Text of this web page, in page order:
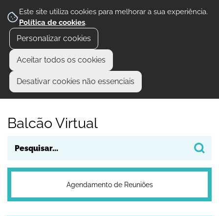
Este site utiliza cookies para melhorar a sua experiência.
Política de cookies.
Personalizar cookies
Aceitar todos os cookies
Desativar cookies não essenciais
Balcão Virtual
Agendamento de Reuniões